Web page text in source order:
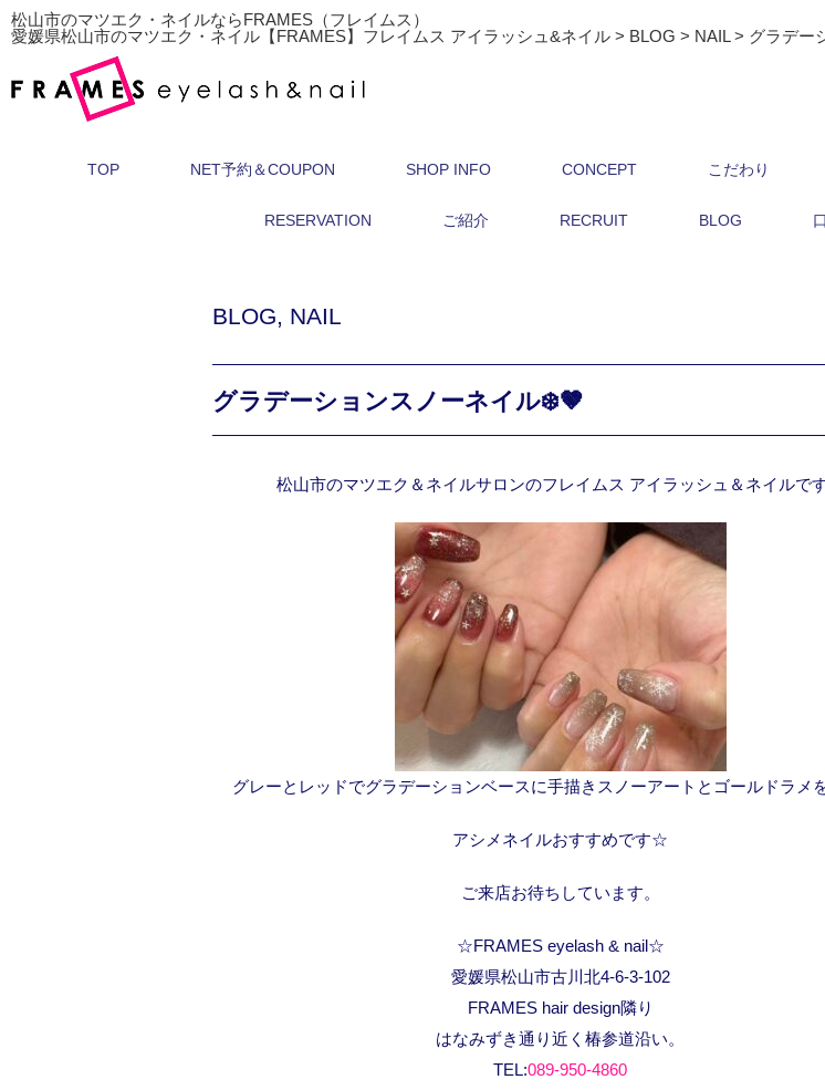
松山市のマツエク・ネイルならFRAMES（フレイムス）
愛媛県松山市のマツエク・ネイル【FRAMES】フレイムス アイラッシュ&ネイル > BLOG > NAIL> グラデー
TOP NET予約＆COUPON SHOP INFO CONCEPT こだわり
RESERVATION ご紹介 RECRUIT BLOG
BLOG, NAIL
グラデーションスノーネイル❄️🤎
松山市のマツエク＆ネイルサロンのフレイムス アイラッシュ＆ネイルです
グレーとレッドでグラデーションベースに手描きスノーアートとゴールドラメ
アシメネイルおすすめです☆
ご来店お待ちしています。
☆FRAMES eyelash & nail☆
愛媛県松山市古川北4-6-3-102
FRAMES hair design隣り
はなみずき通り近く椿参道沿い。
TEL:089-950-4860